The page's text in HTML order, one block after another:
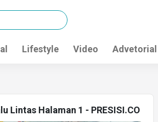
Lifestyle Video Advetorial
Lintas Halaman 1 - PRESISI.CO